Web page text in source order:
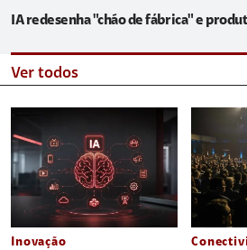
IA redesenha "chão de fábrica" e
Ver todos
Inovação